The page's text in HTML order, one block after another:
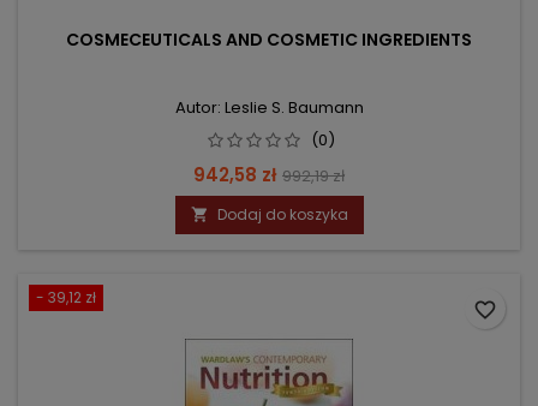
COSMECEUTICALS AND COSMETIC INGREDIENTS
Autor: Leslie S. Baumann
(0)
Cena
942,58 zł Cena
podstawowa
992,19 zł
 Dodaj do koszyka
- 39,12 zł
favorite_border